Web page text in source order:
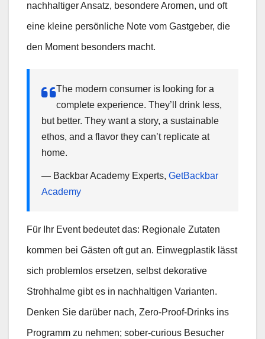
nachhaltiger Ansatz, besondere Aromen, und oft
eine kleine persönliche Note vom Gastgeber, die
den Moment besonders macht.
The modern consumer is looking for a
complete experience. They’ll drink less,
but better. They want a story, a sustainable
ethos, and a flavor they can’t replicate at
home.
— Backbar Academy Experts, GetBackbar
Academy
Für Ihr Event bedeutet das: Regionale Zutaten
kommen bei Gästen oft gut an. Einwegplastik lässt
sich problemlos ersetzen, selbst dekorative
Strohhalme gibt es in nachhaltigen Varianten.
Denken Sie darüber nach, Zero-Proof-Drinks ins
Programm zu nehmen; sober-curious Besucher